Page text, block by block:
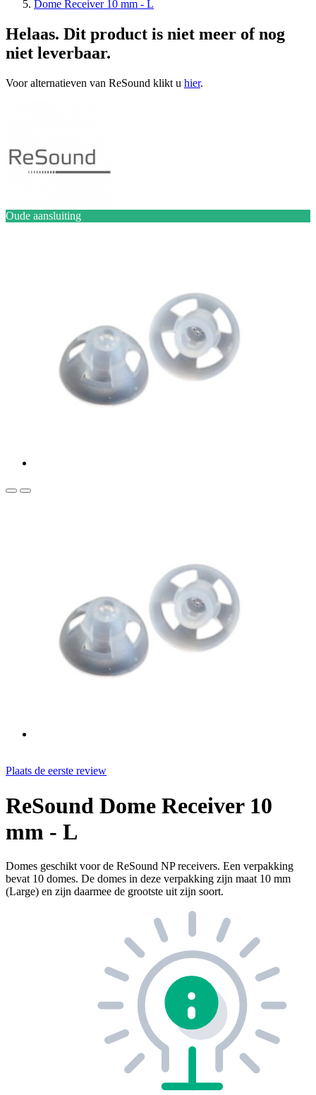
Dome Receiver 10 mm - L
Helaas. Dit product is niet meer of nog
niet leverbaar.
Voor alternatieven van ReSound klikt u hier.
Oude aansluiting
Plaats de eerste review
ReSound Dome Receiver 10
mm - L
Domes geschikt voor de ReSound NP receivers. Een verpakking
bevat 10 domes. De domes in deze verpakking zijn maat 10 mm
(Large) en zijn daarmee de grootste uit zijn soort.